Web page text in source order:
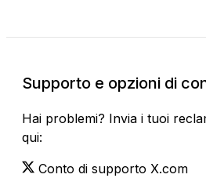
Supporto e opzioni di
Hai problemi? Invia i tuoi
qui:
Conto di supporto X.com